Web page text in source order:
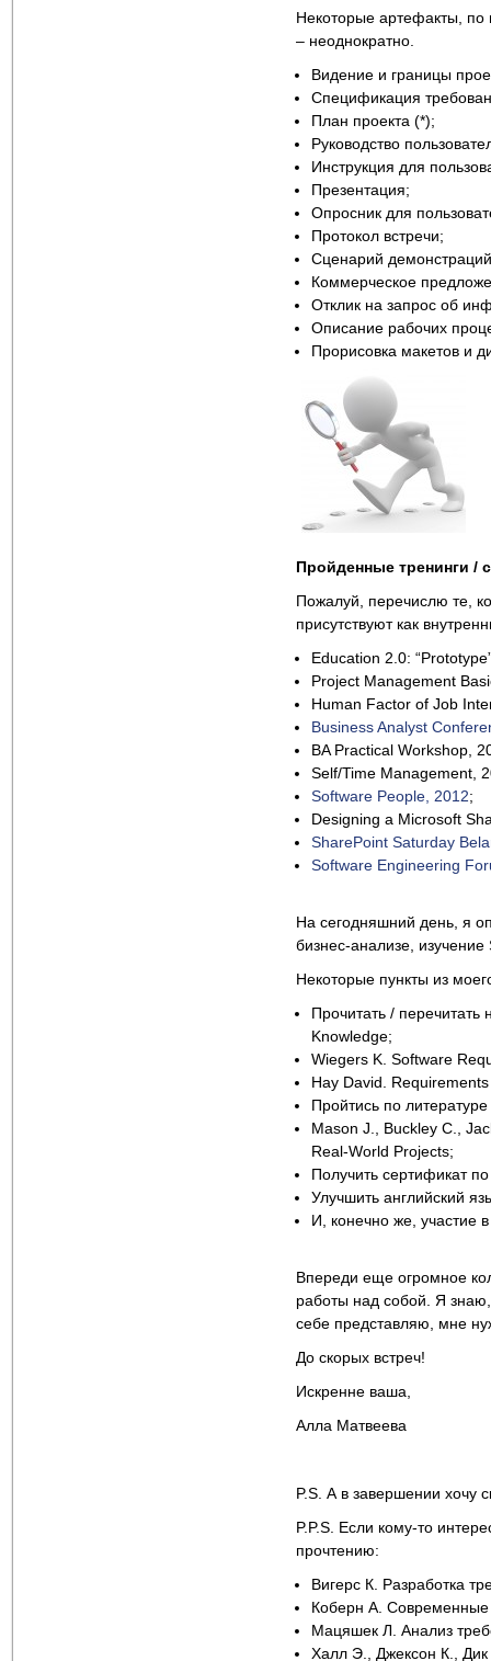
Некоторые артефакты, по
– неоднократно.
Видение и границы
Спецификация
План проекта (*);
Руководство
Инструкция для
Презентация;
Опросник для
Протокол встречи;
Сценарий
Коммерческое
Отклик на запрос об
Описание рабочих
Прорисовка макетов и
Пройденные тренинги /
Пожалуй, перечислю те,
присутствуют как
Education 2.0:
Project Management
Human Factor of Job
Business Analyst
BA Practical Workshop,
Self/Time Management,
Software People, 2012;
Designing a Microsoft
SharePoint Saturday
Software Engineering
На сегодняшний день, я
бизнес-анализе,
Некоторые пункты из
Прочитать / перечитать
Knowledge;
Wiegers K. Software
Hay David.
Пройтись по
Mason J., Buckley C.,
Real-World Projects;
Получить сертификат
Улучшить английский
И, конечно же, участие
Впереди еще огромное
работы над собой. Я знаю,
себе представляю, мне
До скорых встреч!
Искренне ваша,
Алла Матвеева
P.S. А в завершении хочу
P.P.S. Если кому-то
прочтению:
Вигерс К. Разработка
Коберн А. Современные
Мацяшек Л. Анализ
Халл Э., Джексон К.,